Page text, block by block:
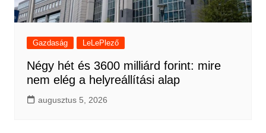
Gazdaság LeLePlező
Négy hét és 3600 milliárd forint: mire
nem elég a helyreállítási alap
augusztus 5, 2026